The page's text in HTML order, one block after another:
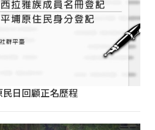
日回顧正名歷程